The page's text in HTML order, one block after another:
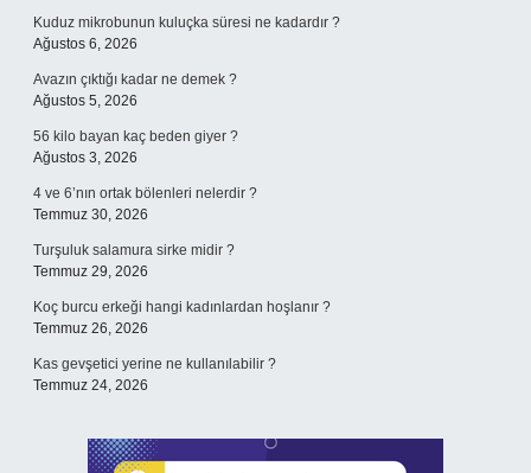
Kuduz mikrobunun kuluçka süresi ne kadardır ?
Ağustos 6, 2026
Avazın çıktığı kadar ne demek ?
Ağustos 5, 2026
56 kilo bayan kaç beden giyer ?
Ağustos 3, 2026
4 ve 6’nın ortak bölenleri nelerdir ?
Temmuz 30, 2026
Turşuluk salamura sirke midir ?
Temmuz 29, 2026
Koç burcu erkeği hangi kadınlardan hoşlanır ?
Temmuz 26, 2026
Kas gevşetici yerine ne kullanılabilir ?
Temmuz 24, 2026